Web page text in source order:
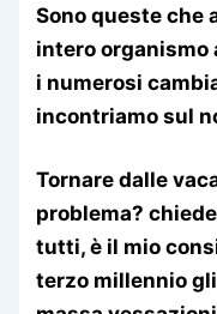
Sono queste che
intero organismo
i numerosi
incontriamo sul
Tornare dalle
problema?
tutti, è il mio
terzo millennio